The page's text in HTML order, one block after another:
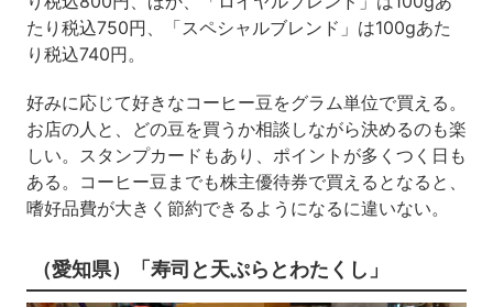
たり税込750円、「スペシャルブレンド」は100gあた
り税込740円。
好みに応じて好きなコーヒー豆をグラム単位で買える。
お店の人と、どの豆を買うか相談しながら決めるのも楽
しい。スタンプカードもあり、ポイントが多くつく日も
ある。コーヒー豆までも株主優待券で買えるとなると、
嗜好品費が大きく節約できるようになるに違いない。
（愛知県）「寿司と天ぷらとわたくし」